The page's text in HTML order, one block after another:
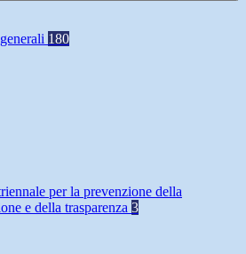
180
per la prevenzione della
e della trasparenza 3